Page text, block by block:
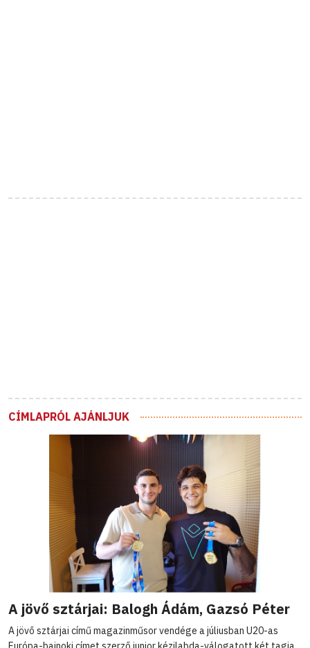
CÍMLAPRÓL AJÁNLJUK
A jövő sztárjai: Balogh Ádám, Gazsó Péter
A jövő sztárjai című magazinműsor vendége a júliusban U20-as